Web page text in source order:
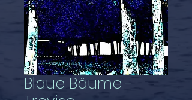
Blaue Bäume -